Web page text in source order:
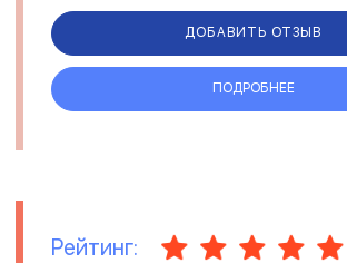
ДОБАВИТЬ ОТЗЫВ
ПОДРОБНЕЕ
Рейтинг: